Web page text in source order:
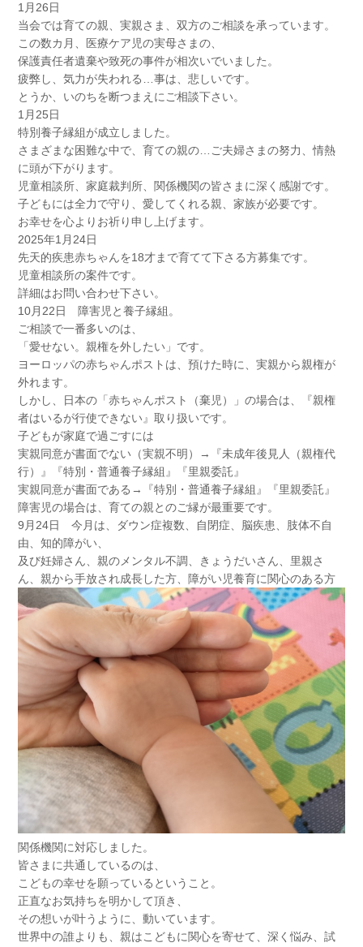
1月26日
当会では育ての親、実親さま、双方のご相談を承っています。
この数カ月、医療ケア児の実母さまの、
保護責任者遺棄や致死の事件が相次いでいました。
疲弊し、気力が失われる…事は、悲しいです。
とうか、いのちを断つまえにご相談下さい。
1月25日
特別養子縁組が成立しました。
さまざまな困難な中で、育ての親の…ご夫婦さまの努力、情熱
に頭が下がります。
児童相談所、家庭裁判所、関係機関の皆さまに深く感謝です。
子どもには全力で守り、愛してくれる親、家族が必要です。
お幸せを心よりお祈り申し上げます。
2025年1月24日
先天的疾患赤ちゃんを18才まで育てて下さる方募集です。
児童相談所の案件です。
詳細はお問い合わせ下さい。
10月22日 障害児と養子縁組。
ご相談で一番多いのは、
「愛せない。親権を外したい」です。
ヨーロッパの赤ちゃんポストは、預けた時に、実親から親権が
外れます。
しかし、日本の「赤ちゃんポスト（棄児）」の場合は、『親権
者はいるが行使できない』取り扱いです。
子どもが家庭で過ごすには
実親同意が書面でない（実親不明）→『未成年後見人（親権代
行）』『特別・普通養子縁組』『里親委託』
実親同意が書面である→『特別・普通養子縁組』『里親委託』
障害児の場合は、育ての親とのご縁が最重要です。
9月24日 今月は、ダウン症複数、自閉症、脳疾患、肢体不自
由、知的障がい、
及び妊婦さん、親のメンタル不調、きょうだいさん、里親さ
ん、親から手放され成長した方、障がい児養育に関心のある方
関係機関に対応しました。
皆さまに共通しているのは、
こどもの幸せを願っているということ。
正直なお気持ちを明かして頂き、
その想いが叶うように、動いています。
世界中の誰よりも、親はこどもに関心を寄せて、深く悩み、試